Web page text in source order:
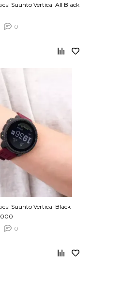
Suunto Vertical All Black
0
Suunto Vertical Black
0